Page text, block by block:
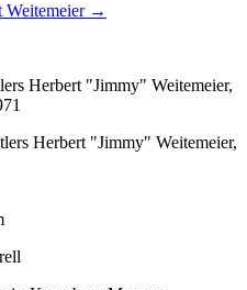
Weitemeier→
Herbert "Jimmy" Weitemeier,
Herbert "Jimmy" Weitemeier,